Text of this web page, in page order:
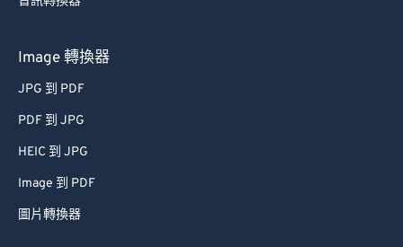
Image 轉換器
JPG 到 PDF
PDF 到 JPG
HEIC 到 JPG
Image 到 PDF
圖片轉換器